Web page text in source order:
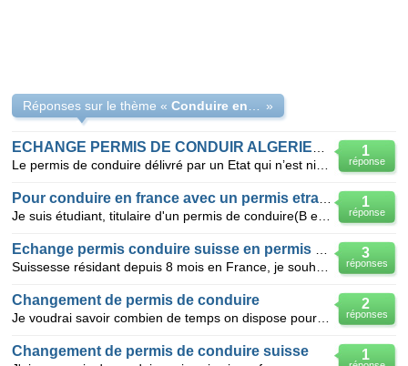
Réponses sur le thème « »
1
réponse
1
réponse
3
réponses
2
réponses
Changement de permis de conduire
1
Changement de permis de conduire suisse